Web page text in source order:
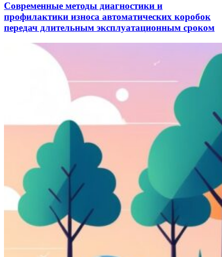
Современные методы диагностики и
профилактики износа автоматических коробок
передач длительным эксплуатационным сроком